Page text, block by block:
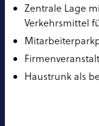
Zentrale Lage
Verkehrsmittel
Haustrunk als